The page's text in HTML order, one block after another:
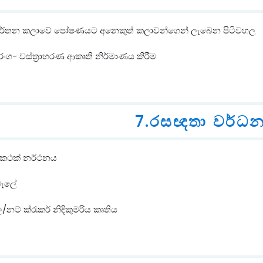
කලාවේ පෝෂණයට අනෙකුත් කලාවන්ගෙන් ලැබෙන පිටිවහල
වස්ත්‍රාභරණ ආකෘති නිර්මාණය කිරීම
7.රසඥතා
කථක් නර්ථනය
නට් ක්රැකර් නිඳිකුමරිය කෘතිය